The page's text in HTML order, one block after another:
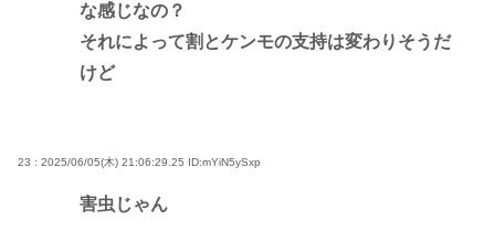
な感じなの？
それによって割とケンモの支持は変わりそうだ
けど
23 : 2025/06/05(木) 21:06:29.25 ID:mYiN5ySxp
害虫じゃん